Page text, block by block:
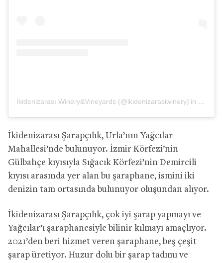
İkidenizarası Winery&Vineyards (@ikidenizarasiwinery)’in paylaştığı bir gönderi
İkidenizarası Şarapçılık, Urla’nın Yağcılar
Mahallesi’nde bulunuyor. İzmir Körfezi’nin
Gülbahçe kıyısıyla Sığacık Körfezi’nin Demircili
kıyısı arasında yer alan bu şaraphane, ismini iki
denizin tam ortasında bulunuyor oluşundan alıyor.
İkidenizarası Şarapçılık, çok iyi şarap yapmayı ve
Yağcılar’ı şaraphanesiyle bilinir kılmayı amaçlıyor.
2021’den beri hizmet veren şaraphane, beş çeşit
şarap üretiyor. Huzur dolu bir şarap tadımı ve